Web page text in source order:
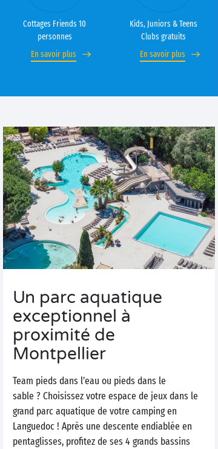
Cottages Friends 10
personnes
En savoir plus
Kids, Juniors & Teens
Clubs gratuits
En savoir plus
Un parc aquatique
exceptionnel à
proximité de
Montpellier
Team pieds dans l’eau ou pieds dans le
sable ? Choisissez votre espace de jeux dans le
grand parc aquatique de votre camping en
Languedoc ! Après une descente endiablée en
pentaglisses, profitez de ses 4 grands bassins